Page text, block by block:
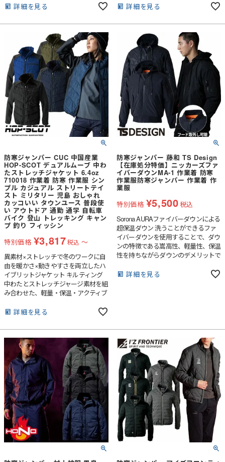
で見た目のデザイン性もこだわり着ぶ
したデザインステッチがナチュラルに
オシャレさを上げる。コンパクトに丸
めることもでき、持ち歩きにも便利。
ほか、衿裏起毛トリコット、撥水加工
仕様、ポケット袋地に制電糸を織り込
んだタフタ生地採用、左胸内ポケッ
ト、刻印を施したオリジナルスライダ
ー、補強リベットなど細かい部分にも
こだわりの付加機能が充実。
詳細を見る
性もこだわり着ぶくれしないシルエッ
チがナチュラルにオシャレさを上げ
る。コンパクトに丸めることもでき、
持ち歩きにも便利。ほか、衿裏起毛ト
リコット、撥水加工仕様、ポケット袋
地に制電糸を織り込んだタフタ生地採
用、左胸内ポケット、刻印を施したオ
リジナルスライダー、補強リベットな
ど細かい部分にもこだわりの付加機能
が充実
詳細を見る
防寒ジャンパー CUC 中国産業
HOP-SCOT デュアルムーブ 中わ
たストレッチジャケット 6.4oz
710018 作業着 防寒 作業服 シン
プル カジュアル ストリートテイ
スト ミリタリー 児島 おしゃれ
カッコいい タウンユース 普段使
い アウトドア 通勤 通学 自転車
バイク 登山 トレッキング キャン
プ 釣り フィッシン
特別価格 ¥3,817税込 〜
異素材×ストレッチで冬のワークに自
由を暖かさ×動きやすさを両立したハ
イブリットジャケット キルティング
中わたとストレッチジャージ素材を組
み合わせた、軽量・保温・アクティブ
いストレッチ切替で、スポーツや作
ッション性と機能性を兼ね備えた冬の
新定番。
詳細を見る
防寒ジャンパー 藤和 TS Design
【在庫処分特価】ニッカーズファ
イバーダウンMA-1 作業着 防寒
作業服防寒ジャンパー 作業着 作
業服
特別価格 ¥5,500税込
Sorona AURAファイバーダウンによる
超保温ダウン 洗うことができるファ
イバーダウンを使用することで、ダウ
ンの特徴である嵩高性、軽量性、保温
性を持ちながらダウンのデメリットで
ァスナーポケットを採用し、オリジナ
き。縫製糸による静電気ケア。
詳細を見る